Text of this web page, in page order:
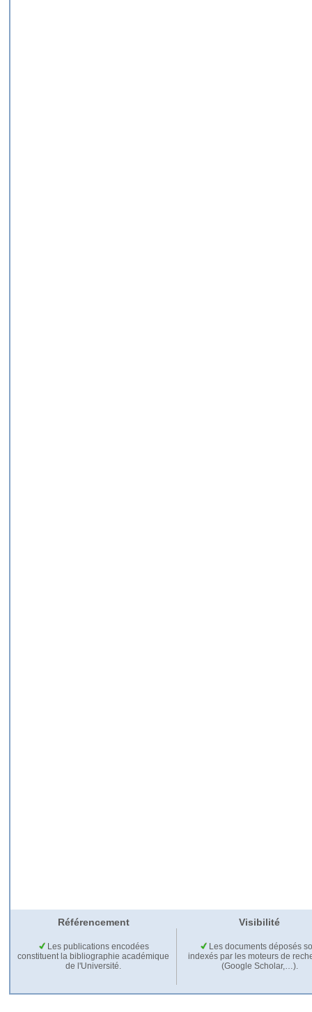
Référencement Visibilité
Les publications encodées
constituent la bibliographie académique
de l'Université.
Les documents déposés
indexés par les moteurs de
(Google Scholar,…).